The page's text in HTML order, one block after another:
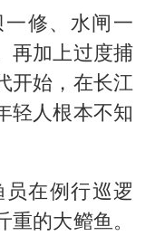
修、水闸一
再加上过度捕
开始，在长江
轻人根本不知
在例行巡逻
的大鳤鱼。